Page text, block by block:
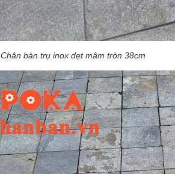
Chân bàn trụ inox dẹt mâm tròn 38cm